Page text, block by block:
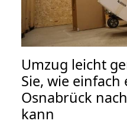
Umzug leicht
Sie, wie
Osnabrück
kann